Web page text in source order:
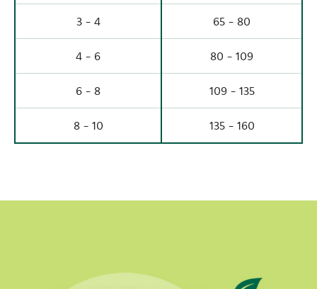
3 - 4 65 - 80
4 - 6 80 - 109
6 - 8 109 - 135
8 - 10 135 - 160